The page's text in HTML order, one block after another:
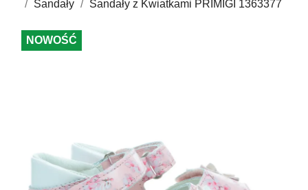
Sandały
Sandały z Kwiatkami PRIMIGI 1363377
NOWOŚĆ